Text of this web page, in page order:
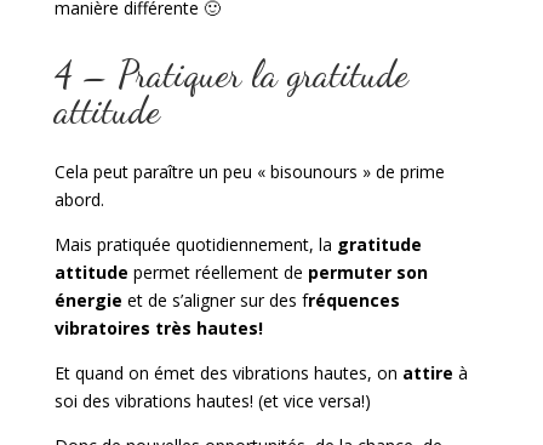
manière différente 🙂
4 – Pratiquer la gratitude
attitude
Cela peut paraître un peu « bisounours » de prime
abord.
Mais pratiquée quotidiennement, la gratitude
attitude permet réellement de permuter son
énergie et de s’aligner sur des fréquences
vibratoires très hautes!
Et quand on émet des vibrations hautes, on attire à
soi des vibrations hautes! (et vice versa!)